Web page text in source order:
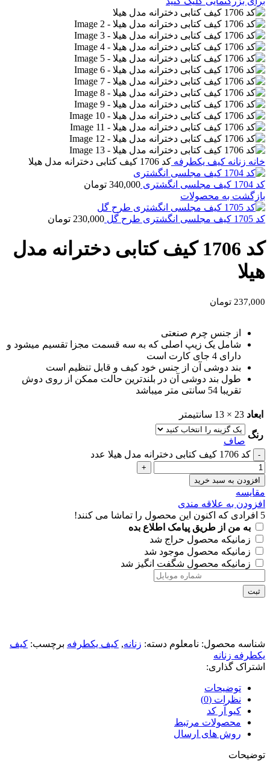
خانه زنانه کیف یکطرفه کد 1706 کیف کتابی دخترانه مدل هیلا
کد 1704 کیف مجلسی انگشتری 340,000 تومان
بازگشت به محصولات
کد 1705 کیف مجلسی انگشتری طرح گل 230,000 تومان
کد 1706 کیف کتابی دخترانه مدل
هیلا
237,000 تومان
از جنس چرم صنعتی
شامل یک زیپ اصلی که به سه قسمت مجزا تقسیم میشود و
دارای 4 جای کارت است
بند دوشی آن از جنس خود کیف و قابل تنظیم است
طول بند دوشی آن در بلندترین حالت ممکن از روی دوش
تقریبا 54 سانتی متر میباشد
ابعاد 23 × 13 سانتیمتر
رنگ
صاف
کد 1706 کیف کتابی دخترانه مدل هیلا عدد
افزودن به سبد خرید
مقايسه
افزودن به علاقه مندی
5 افرادی که اکنون این محصول را تماشا می کنند!
به من از طریق پیامک اطلاع بده
زمانیکه محصول حراج شد
زمانیکه محصول موجود شد
زمانیکه محصول شگفت انگیز شد
ثبت
شناسه محصول: نامعلوم دسته: زنانه, کیف یکطرفه برچسب: کیف
یکطرفه زنانه
اشتراک گذاری:
توضیحات
نظرات (0)
کیو آر کد
محصولات مرتبط
روش های ارسال
توضیحات